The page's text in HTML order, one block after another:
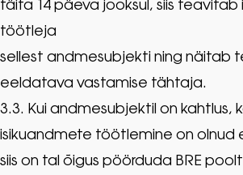
täita 14 päeva jooksul, siis
töötleja
sellest andmesubjekti ning näitab
eeldatava vastamise tähtaja.
3.3. Kui andmesubjektil on kahtlus,
isikuandmete töötlemine on olnud
siis on tal õigus pöörduda BRE